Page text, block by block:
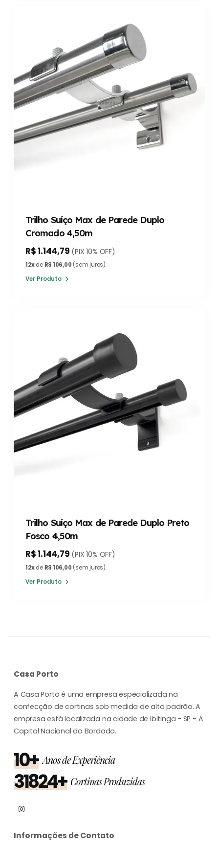
Trilho Suíço Max de Parede Duplo
Cromado 4,50m
R$ 1.144,79 (PIX 10% OFF)
12xde R$ 106,00 (sem juros)
Ver Produto
Trilho Suíço Max de Parede Duplo Preto
Fosco 4,50m
R$ 1.144,79 (PIX 10% OFF)
12xde R$ 106,00 (sem juros)
Ver Produto
Casa Porto
A Casa Porto é uma empresa especializada na
confecção de cortinas sob medida de alto padrão. A
empresa está localizada na cidade de Ibitinga - SP - A
Capital Nacional do Bordado.
10+ Anos de Experiência
31824+ Cortinas Produzidas
Informações de Contato